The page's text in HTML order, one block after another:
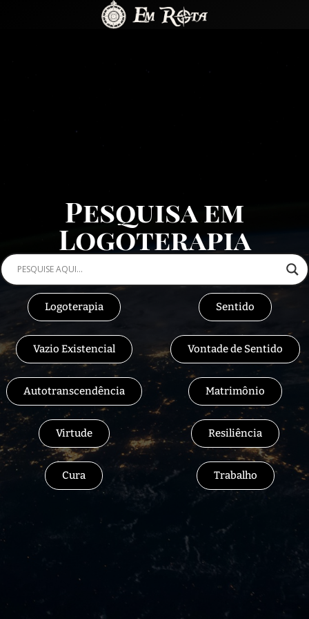
Pesquisa em
Logoterapia
Logoterapia Sentido
Vazio Existencial Vontade de Sentido
Autotranscendência Matrimônio
Virtude Resiliência
Cura Trabalho